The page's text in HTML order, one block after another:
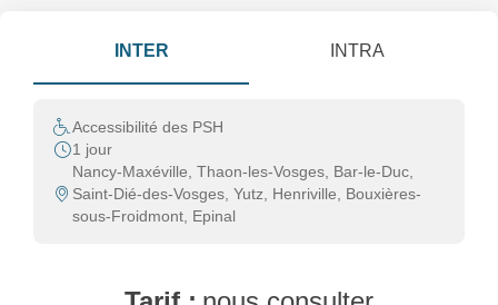
INTER INTRA
Accessibilité des PSH
1 jour
Nancy-Maxéville, Thaon-les-Vosges, Bar-le-Duc,
Saint-Dié-des-Vosges, Yutz, Henriville, Bouxières-
sous-Froidmont, Epinal